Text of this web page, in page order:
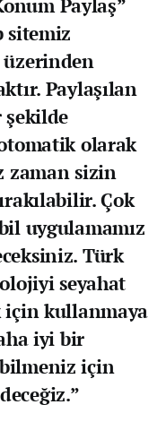
Paylaş”
sitemiz
Paylaşılan
olarak
zaman sizin
Çok
uygulamamız
Türk
seyahat
kullanmaya
iyi bir
için